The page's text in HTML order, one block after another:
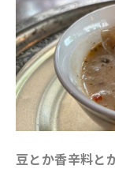
豆とか香辛料と